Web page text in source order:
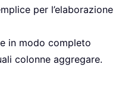
per l’elaborazione
in modo completo
colonne aggregare.